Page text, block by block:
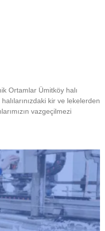
Ortamlar Ümitköy halı
kir ve lekelerden
vazgeçilmezi